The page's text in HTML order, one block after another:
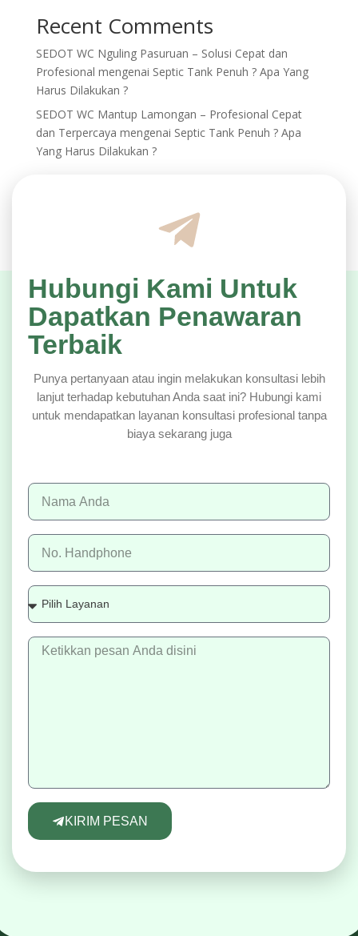
Recent Comments
SEDOT WC Nguling Pasuruan – Solusi Cepat dan
Profesional mengenai Septic Tank Penuh ? Apa Yang
Harus Dilakukan ?
SEDOT WC Mantup Lamongan – Profesional Cepat
dan Terpercaya mengenai Septic Tank Penuh ? Apa
Yang Harus Dilakukan ?
KIRIM PESAN
Hubungi Kami Untuk
Dapatkan Penawaran
Terbaik
Punya pertanyaan atau ingin melakukan konsultasi lebih
lanjut terhadap kebutuhan Anda saat ini? Hubungi kami
untuk mendapatkan layanan konsultasi profesional tanpa
biaya sekarang juga